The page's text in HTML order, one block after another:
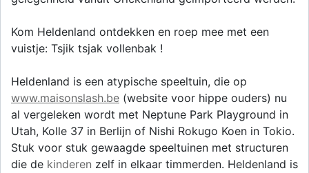
Kom Heldenland ontdekken en roep mee met een
vuistje: Tsjik tsjak vollenbak !
Heldenland is een atypische speeltuin, die op
www.maisonslash.be (website voor hippe ouders) nu
al vergeleken wordt met Neptune Park Playground in
Utah, Kolle 37 in Berlijn of Nishi Rokugo Koen in Tokio.
Stuk voor stuk gewaagde speeltuinen met structuren
die de kinderen zelf in elkaar timmerden. Heldenland is